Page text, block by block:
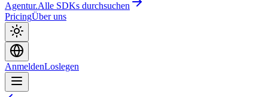
Agentur.Alle SDKs durchsuchen
PricingÜber uns
AnmeldenLoslegen